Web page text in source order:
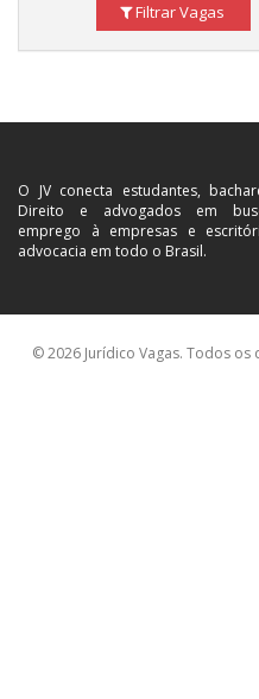
Filtrar Vagas
O JV conecta estudantes,
Direito e advogados em
emprego à empresas e
advocacia em todo o Brasil.
© 2026 Jurídico Vagas. Todos